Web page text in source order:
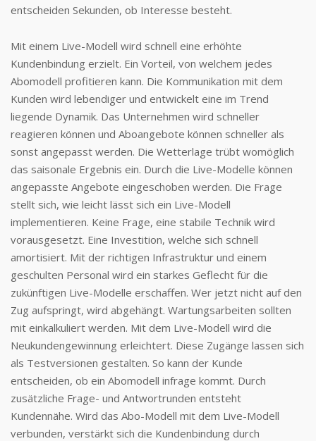
entscheiden Sekunden, ob Interesse besteht.
Mit einem Live-Modell wird schnell eine erhöhte
Kundenbindung erzielt. Ein Vorteil, von welchem jedes
Abomodell profitieren kann. Die Kommunikation mit dem
Kunden wird lebendiger und entwickelt eine im Trend
liegende Dynamik. Das Unternehmen wird schneller
reagieren können und Aboangebote können schneller als
sonst angepasst werden. Die Wetterlage trübt womöglich
das saisonale Ergebnis ein. Durch die Live-Modelle können
angepasste Angebote eingeschoben werden. Die Frage
stellt sich, wie leicht lässt sich ein Live-Modell
implementieren. Keine Frage, eine stabile Technik wird
vorausgesetzt. Eine Investition, welche sich schnell
amortisiert. Mit der richtigen Infrastruktur und einem
geschulten Personal wird ein starkes Geflecht für die
zukünftigen Live-Modelle erschaffen. Wer jetzt nicht auf den
Zug aufspringt, wird abgehängt. Wartungsarbeiten sollten
mit einkalkuliert werden. Mit dem Live-Modell wird die
Neukundengewinnung erleichtert. Diese Zugänge lassen sich
als Testversionen gestalten. So kann der Kunde
entscheiden, ob ein Abomodell infrage kommt. Durch
zusätzliche Frage- und Antwortrunden entsteht
Kundennähe. Wird das Abo-Modell mit dem Live-Modell
verbunden, verstärkt sich die Kundenbindung durch